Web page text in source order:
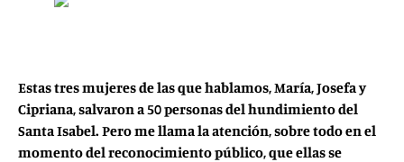
Estas tres mujeres de las que hablamos, María, Josefa y
Cipriana, salvaron a 50 personas del hundimiento del
Santa Isabel. Pero me llama la atención, sobre todo en el
momento del reconocimiento público, que ellas se